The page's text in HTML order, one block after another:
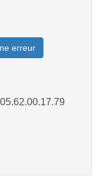
erreur
05.62.00.17.79